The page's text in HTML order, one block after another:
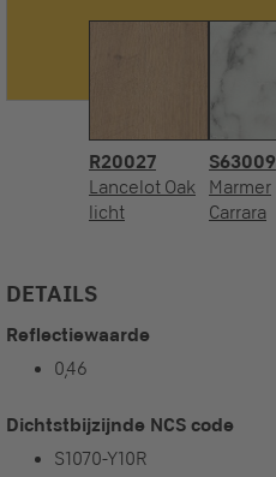
R20027
Lancelot Oak
licht
S63009
Marmer
Carrara
DETAILS
Reflectiewaarde
0,46
Dichtstbijzijnde NCS code
S1070-Y10R